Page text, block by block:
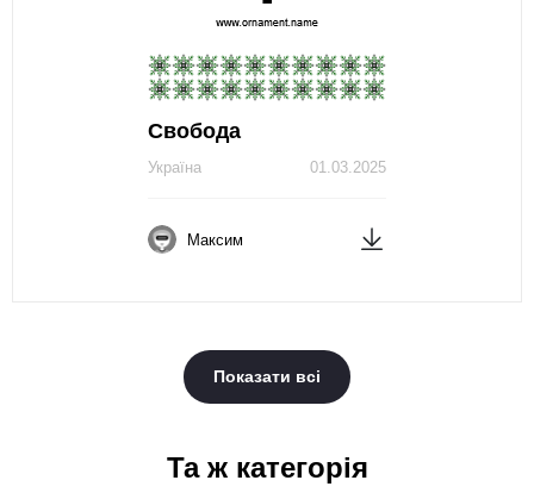
Свобода
01.03.2025
Україна
Максим
Показати всі
Та ж категорія